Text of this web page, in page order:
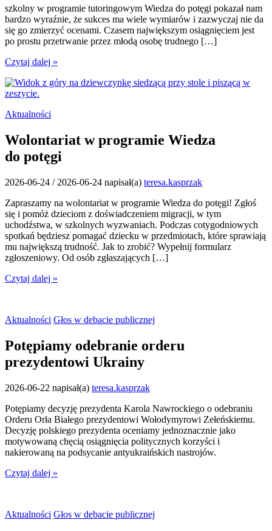
szkolny w programie tutoringowym Wiedza do potęgi pokazał nam
bardzo wyraźnie, że sukces ma wiele wymiarów i zazwyczaj nie da
się go zmierzyć ocenami. Czasem największym osiągnięciem jest
po prostu przetrwanie przez młodą osobę trudnego […]
Czytaj dalej »
Aktualności
Wolontariat w programie Wiedza
do potęgi
2026-06-24 / 2026-06-24 napisał(a) teresa.kasprzak
Zapraszamy na wolontariat w programie Wiedza do potęgi! Zgłoś
się i pomóż dzieciom z doświadczeniem migracji, w tym
uchodźstwa, w szkolnych wyzwaniach. Podczas cotygodniowych
spotkań będziesz pomagać dziecku w przedmiotach, które sprawiają
mu największą trudność. Jak to zrobić? Wypełnij formularz
zgłoszeniowy. Od osób zgłaszających […]
Czytaj dalej »
Aktualności Głos w debacie publicznej
Potępiamy odebranie orderu
prezydentowi Ukrainy
2026-06-22 napisał(a) teresa.kasprzak
Potępiamy decyzję prezydenta Karola Nawrockiego o odebraniu
Orderu Orła Białego prezydentowi Wołodymyrowi Zełeńskiemu.
Decyzję polskiego prezydenta oceniamy jednoznacznie jako
motywowaną chęcią osiągnięcia politycznych korzyści i
nakierowaną na podsycanie antyukraińskich nastrojów.
Czytaj dalej »
Aktualności Głos w debacie publicznej